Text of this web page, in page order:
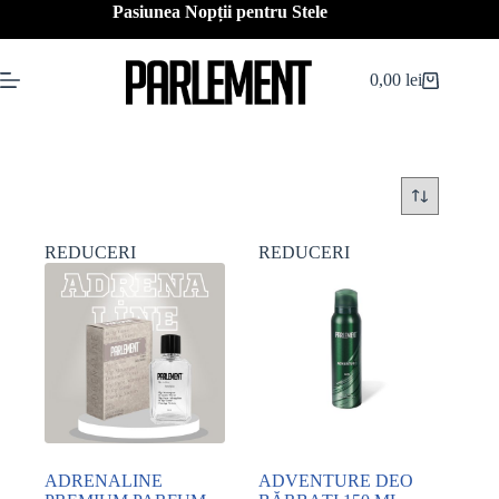
Pasiunea Nopții pentru Stele
Coș
0,00lei
REDUCERI
ADRENALINE
REDUCERI
ADVENTURE DEO